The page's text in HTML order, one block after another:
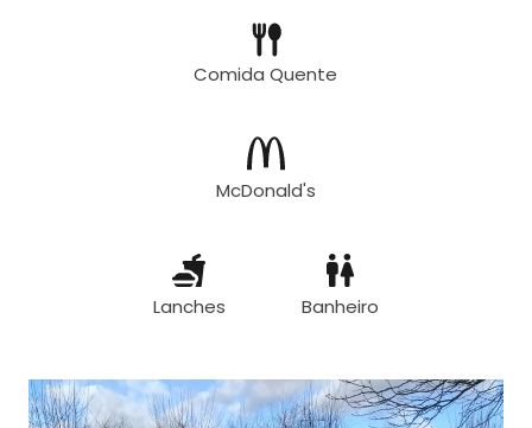
Comida Quente
McDonald's
Lanches Banheiro